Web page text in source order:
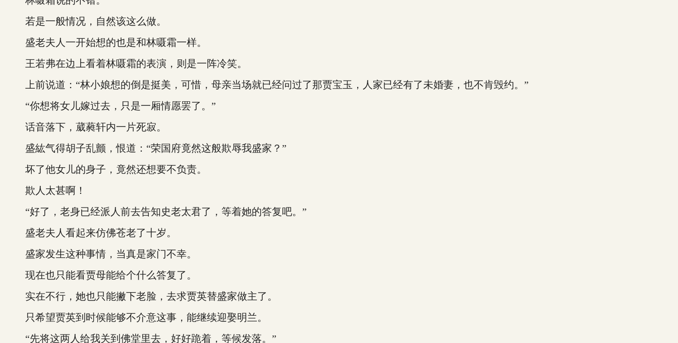
若是一般情况，自然该这么做。
盛老夫人一开始想的也是和林嗫霜一样。
王若弗在边上看着林嗫霜的表演，则是一阵冷笑。
上前说道：“林小娘想的倒是挺美，可惜，母亲当场就已经问过了那贾宝玉，人家已经有了未婚妻，也不肯毁约。”
“你想将女儿嫁过去，只是一厢情愿罢了。”
话音落下，葳蕤轩内一片死寂。
盛紘气得胡子乱颤，恨道：“荣国府竟然这般欺辱我盛家？”
坏了他女儿的身子，竟然还想要不负责。
欺人太甚啊！
“好了，老身已经派人前去告知史老太君了，等着她的答复吧。”
盛老夫人看起来仿佛苍老了十岁。
盛家发生这种事情，当真是家门不幸。
现在也只能看贾母能给个什么答复了。
实在不行，她也只能撇下老脸，去求贾英替盛家做主了。
只希望贾英到时候能够不介意这事，能继续迎娶明兰。
“先将这两人给我关到佛堂里去，好好跪着，等候发落。”